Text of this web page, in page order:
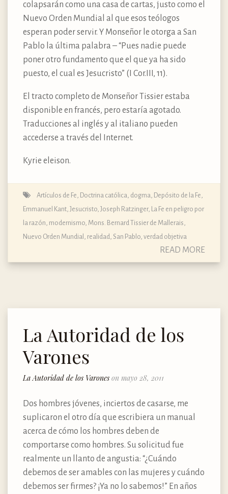
colapsarán como una casa de cartas, justo como el
Nuevo Orden Mundial al que esos teólogos
esperan poder servir. Y Monseñor le otorga a San
Pablo la última palabra – “Pues nadie puede
poner otro fundamento que el que ya ha sido
puesto, el cual es Jesucristo” (I Cor.III, 11).
El tracto completo de Monseñor Tissier estaba
disponible en francés, pero estaría agotado.
Traducciones al inglés y al italiano pueden
accederse a través del Internet.
Kyrie eleison.
Artículos de Fe Doctrina católica, dogma, Depósito de la Fe
Emmanuel Kant Jesucristo Joseph Ratzinger,
La Fe en peligro por
la razón modernismo Mons. Bernard Tissier de Mallerais
Nuevo Orden Mundial
realidad San Pablo verdad objetiva
READ MORE
La Autoridad de los
Varones
La Autoridad de los Varones on mayo 28, 2011
Dos hombres jóvenes, inciertos de casarse, me
suplicaron el otro día que escribiera un manual
acerca de cómo los hombres deben de
comportarse como hombres. Su solicitud fue
realmente un llanto de angustia: “¿Cuándo
debemos de ser amables con las mujeres y cuándo
debemos ser firmes? ¡Ya no lo sabemos!” En años